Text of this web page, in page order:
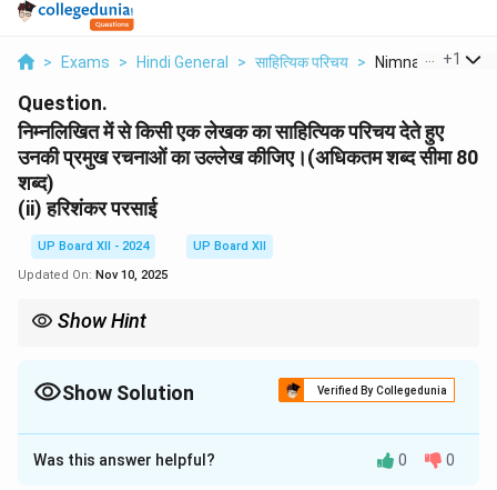
> Exams > Hindi General > साहित्यिक परिचय > Nimnalikhit Mein
+1
Question.
निम्नलिखित में से किसी एक लेखक का साहित्यिक परिचय देते हुए
उनकी प्रमुख रचनाओं का उल्लेख कीजिए।(अधिकतम शब्द सीमा 80
शब्द)
(ii) हरिशंकर परसाई
UP Board XII - 2024
UP Board XII
Updated On: Nov 10, 2025
Show Hint
Show Solution Verified By Collegedunia
Solution and Explanation
हरिशंकर परसाई हिंदी के प्रसिद्ध व्यंग्यकार थे। उन्होंने अपनी रचनाओं
Was this answer helpful? 0 0